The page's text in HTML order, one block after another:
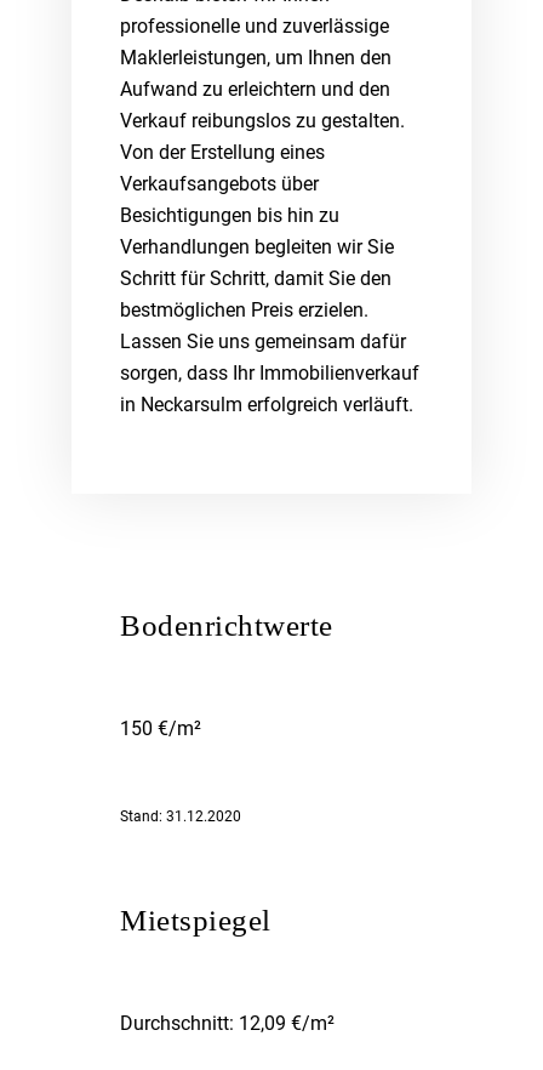
professionelle und zuverlässige
Maklerleistungen, um Ihnen den
Aufwand zu erleichtern und den
Verkauf reibungslos zu gestalten.
Von der Erstellung eines
Verkaufsangebots über
Besichtigungen bis hin zu
Verhandlungen begleiten wir Sie
Schritt für Schritt, damit Sie den
bestmöglichen Preis erzielen.
Lassen Sie uns gemeinsam dafür
sorgen, dass Ihr Immobilienverkauf
in Neckarsulm erfolgreich verläuft.
Bodenrichtwerte
150 €/m²
Stand: 31.12.2020
Mietspiegel
Durchschnitt: 12,09 €/m²